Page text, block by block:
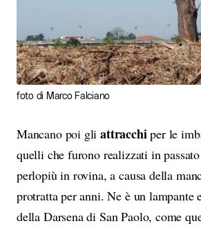
foto di Marco Falciano
Mancano poi gliattracchiper le
quelli che furono realizzati in
perlopiù in rovina, a causa della
protratta per anni. Ne è un lampante
della Darsena di San Paolo, come